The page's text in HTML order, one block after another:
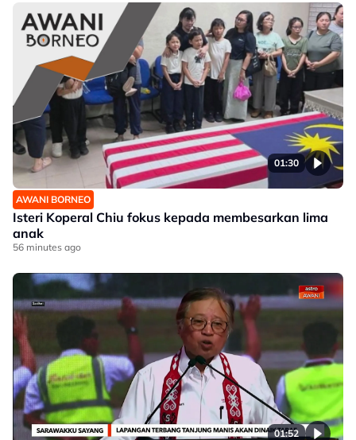
01:30
AWANI BORNEO
Isteri Koperal Chiu fokus kepada membesarkan lima
anak
56 minutes ago
01:52